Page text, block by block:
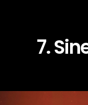
7.